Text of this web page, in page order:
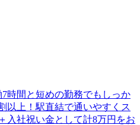
時間と短めの勤務でもしっか
以上！駅直結で通いやすくス
入社祝い金として計8万円をお